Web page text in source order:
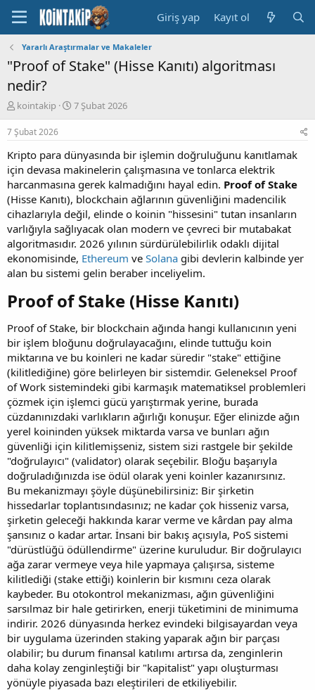
Giriş yap Kayıt ol
Yararlı Araştırmalar ve Makaleler
"Proof of Stake" (Hisse Kanıtı) algoritması
nedir?
K
o
n
y
u
B
a
ş
l
a
t
a
n
kointakip
B
a
a
n
g
ç
t
a
r
i
h
7 Şubat 2026
7 Şubat 2026
Kripto para dünyasında bir işlemin doğruluğunu kanıtlamak
için devasa makinelerin çalışmasına ve tonlarca elektrik
harcanmasına gerek kalmadığını hayal edin. Proof of Stake
(Hisse Kanıtı), blockchain ağlarının güvenliğini madencilik
cihazlarıyla değil, elinde o koinin "hissesini" tutan insanların
varlığıyla sağlıyacak olan modern ve çevreci bir mutabakat
algoritmasıdır. 2026 yılının sürdürülebilirlik odaklı dijital
ekonomisinde, Ethereum ve Solana gibi devlerin kalbinde yer
alan bu sistemi gelin beraber inceliyelim.
Proof of Stake (Hisse Kanıtı)​
Proof of Stake, bir blockchain ağında hangi kullanıcının yeni
bir işlem bloğunu doğrulayacağını, elinde tuttuğu koin
miktarına ve bu koinleri ne kadar süredir "stake" ettiğine
(kilitlediğine) göre belirleyen bir sistemdir. Geleneksel Proof
of Work sistemindeki gibi karmaşık matematiksel problemleri
çözmek için işlemci gücü yarıştırmak yerine, burada
cüzdanınızdaki varlıkların ağırlığı konuşur. Eğer elinizde ağın
yerel koininden yüksek miktarda varsa ve bunları ağın
güvenliği için kilitlemişseniz, sistem sizi rastgele bir şekilde
"doğrulayıcı" (validator) olarak seçebilir. Bloğu başarıyla
doğruladığınızda ise ödül olarak yeni koinler kazanırsınız.
Bu mekanizmayı şöyle düşünebilirsiniz: Bir şirketin
hissedarlar toplantısındasınız; ne kadar çok hisseniz varsa,
şirketin geleceği hakkında karar verme ve kârdan pay alma
şansınız o kadar artar. İnsani bir bakış açısıyla, PoS sistemi
"dürüstlüğü ödüllendirme" üzerine kuruludur. Bir doğrulayıcı
ağa zarar vermeye veya hile yapmaya çalışırsa, sisteme
kilitlediği (stake ettiği) koinlerin bir kısmını ceza olarak
kaybeder. Bu otokontrol mekanizması, ağın güvenliğini
sarsılmaz bir hale getirirken, enerji tüketimini de minimuma
indirir. 2026 dünyasında herkez evindeki bilgisayardan veya
bir uygulama üzerinden staking yaparak ağın bir parçası
olabilir; bu durum finansal katılımı artırsa da, zenginlerin
daha kolay zenginleştiği bir "kapitalist" yapı oluşturması
yönüyle piyasada bazı eleştirileri de etkiliyebilir.